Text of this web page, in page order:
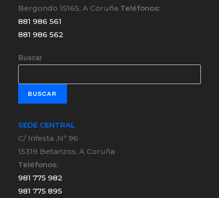
Bergondo 15165, A Coruña Teléfonos:
881 986 561
881 986 562
Buscar
BUSCAR
SEDE CENTRAL
C/ Infesta ,Nº 96
15319 Betanzos, A Coruña
Teléfonos:
981 775 982
981 775 895